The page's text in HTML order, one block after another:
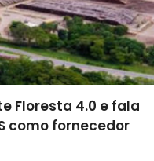
Floresta 4.0 e fala
como fornecedor